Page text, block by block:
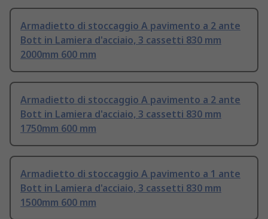
Armadietto di stoccaggio A pavimento a 2 ante
Bott in Lamiera d'acciaio, 3 cassetti 830 mm
2000mm 600 mm
Armadietto di stoccaggio A pavimento a 2 ante
Bott in Lamiera d'acciaio, 3 cassetti 830 mm
1750mm 600 mm
Armadietto di stoccaggio A pavimento a 1 ante
Bott in Lamiera d'acciaio, 3 cassetti 830 mm
1500mm 600 mm